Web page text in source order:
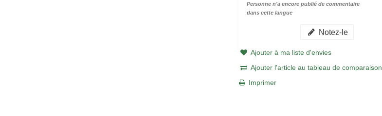
Personne n'a encore publié de commentaire
dans cette langue
Notez-le
Ajouter à ma liste d'envies
Ajouter l'article au tableau de comparaison
Imprimer